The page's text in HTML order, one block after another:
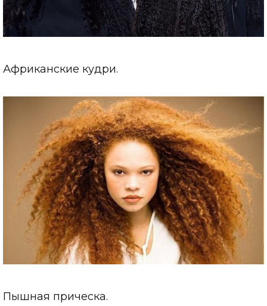
Африканские кудри.
Пышная прическа.